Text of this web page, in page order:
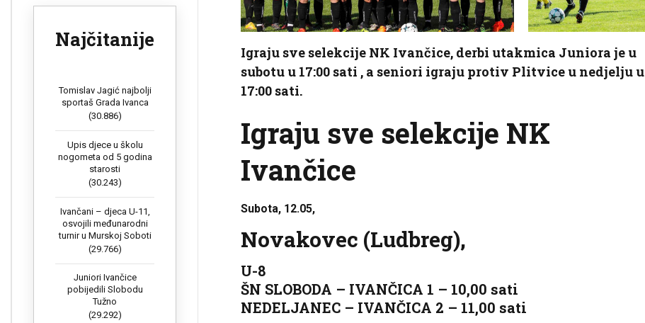
Najčitanije
Tomislav Jagić najbolji
sportaš Grada Ivanca
(30.886)
Upis djece u školu
nogometa od 5 godina
starosti
(30.243)
Ivančani – djeca U-11,
osvojili međunarodni
turnir u Murskoj Soboti
(29.766)
Juniori Ivančice
pobijedili Slobodu
Tužno
(29.292)
Igraju sve selekcije NK Ivančice, derbi utakmica Juniora je u
subotu u 17:00 sati , a seniori igraju protiv Plitvice u nedjelju u
17:00 sati.
Igraju sve selekcije NK
Ivančice
Subota, 12.05,
Novakovec (Ludbreg),
U-8
ŠN SLOBODA – IVANČICA 1 – 10,00 sati
NEDELJANEC – IVANČICA 2 – 11,00 sati